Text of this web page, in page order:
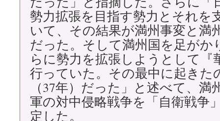
勢力拡張を目指す勢力とそれを
いて、その結果が満州事変と満
だった。そして満州国を足がか
らに勢力を拡張しようとして『
行っていた。その最中に起きた
（37年）だった」と述べて、満
軍の対中侵略戦争を「自衛戦争
定した。